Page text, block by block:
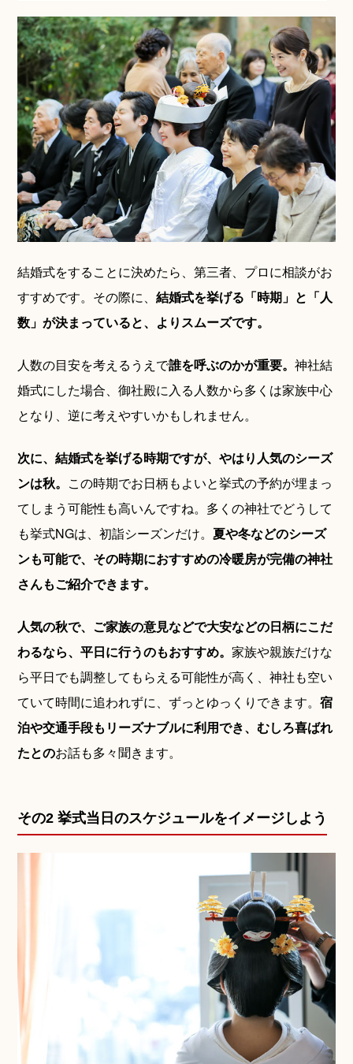
神社.jpチャンネル
結婚式をすることに決めたら、第三者、プロに相談がお
すすめです。その際に、結婚式を挙げる「時期」と「人
数」が決まっていると、よりスムーズです。
人数の目安を考えるうえで誰を呼ぶのかが重要。神社結
婚式にした場合、御社殿に入る人数から多くは家族中心
となり、逆に考えやすいかもしれません。
次に、結婚式を挙げる時期ですが、やはり人気のシーズ
ンは秋。 この時期でお日柄もよいと挙式の予約が埋まっ
てしまう可能性も高いんですね。多くの神社でどうして
も挙式NGは、初詣シーズンだけ。夏や冬などのシーズ
ンも可能で、その時期におすすめの冷暖房が完備の神社
さんもご紹介できます。
人気の秋で、ご家族の意見などで大安などの日柄にこだ
わるなら、平日に行うのもおすすめ。家族や親族だけな
ら平日でも調整してもらえる可能性が高く、神社も空い
ていて時間に追われずに、ずっとゆっくりできます。宿
泊や交通手段もリーズナブルに利用でき、むしろ喜ばれ
たとのお話も多々聞きます。
その2 挙式当日のスケジュールをイメージしよう